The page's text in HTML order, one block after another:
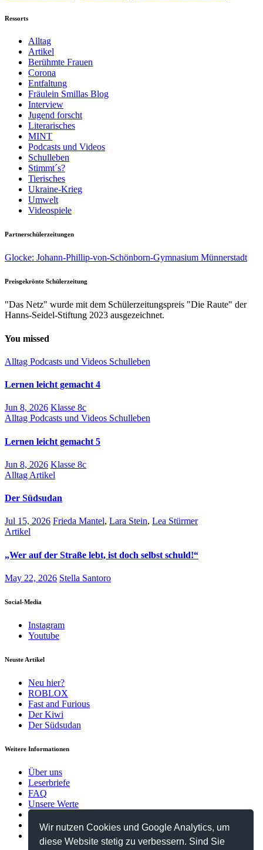
Wir nutzen Cookies und Google Analytics, um
diese Website stetig zu verbessern. Sind Sie
Ressorts
Alltag
Artikel
Berühmte Frauen
Corona
Entfaltung
Fräulein Smillas Blog
Interview
Jugend forscht
Literarisches
MINT
Podcasts und Videos
Schulleben
Stimmt´s?
Tierisches
Ukraine-Krieg
Umwelt
Videospiele
Partnerschülerzeitungen
Glocke: Johann-Phillip-von-Schönborn-Gymnasium Münnerstadt
Preisgekrönte Schülerzeitung
"Das Netz" wurde mit dem Schülerzeitungspreis "Die Raute" der
Hanns-Seidel-Stiftung 2023 ausgezeichnet.
You missed
Alltag Podcasts und Videos Schulleben
Lernen leicht gemacht 4
Jun 8, 2026 Klasse 8c
Alltag Podcasts und Videos Schulleben
Lernen leicht gemacht 5
Jun 8, 2026 Klasse 8c
Alltag Artikel
Der Südsudan
Jul 15, 2026 Frieda Mantel, Lara Stein, Lea Stürmer
Artikel
„Wer auf der Straße lebt, ist doch selbst schuld!“
May 22, 2026 Stella Santoro
Social-Media
Instagram
Youtube
Neuste Artikel
Neu hier?
ROBLOX
Fast and Furious
Der Kiwi
Der Südsudan
Weitere Informationen
Über uns
Leserbriefe
FAQ
Unsere Werte
Kontakt
Datenschutzerklärung
Impressum